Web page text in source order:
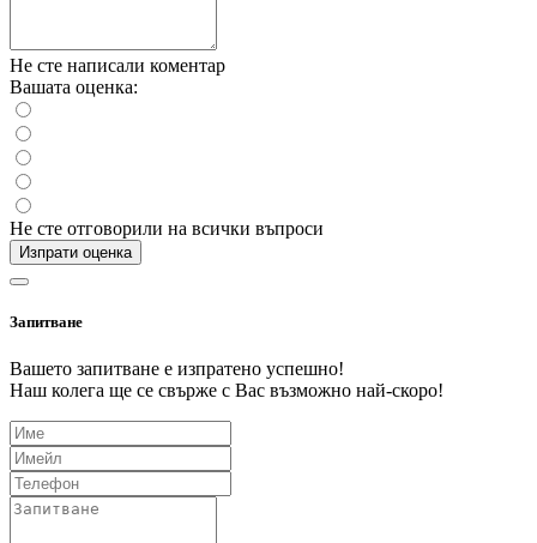
Не сте написали коментар
Вашата оценка:
Не сте отговорили на всички въпроси
Изпрати оценка
Запитване
Вашето запитване е изпратено успешно!
Наш колега ще се свърже с Вас възможно най-скоро!